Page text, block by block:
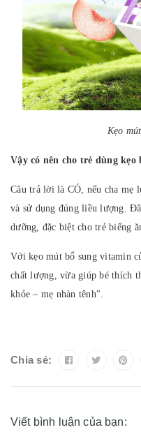
Kẹo
Vậy có nên cho trẻ dùng kẹo
Câu trả lời là CÓ, nếu cha mẹ
và sử dụng đúng liều lượng.
dưỡng, đặc biệt cho trẻ biếng
Với kẹo mút bổ sung vitamin
chất lượng, vừa giúp bé thích
khỏe – mẹ nhàn tênh".
Chia sẻ:
Viết bình luận của bạn: